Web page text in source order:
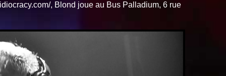
, Blond joue au Bus Palladium, 6 rue